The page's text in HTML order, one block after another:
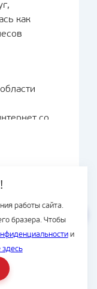
работы сайта.
бразера. Чтобы
и
как
со
Мы
систем,
до